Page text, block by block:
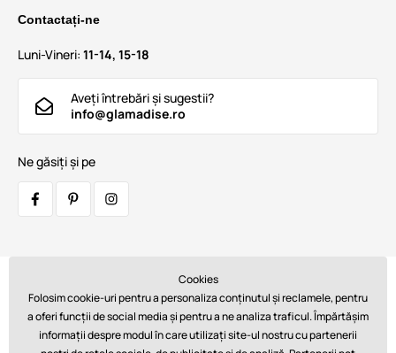
Contactați-ne
Luni-Vineri: 11-14, 15-18
Aveți întrebări și sugestii?
info@glamadise.ro
Ne găsiți și pe
Cookies
Folosim cookie-uri pentru a personaliza conținutul și reclamele, pentru
a oferi funcții de social media și pentru a ne analiza traficul. Împărtășim
informații despre modul în care utilizați site-ul nostru cu partenerii